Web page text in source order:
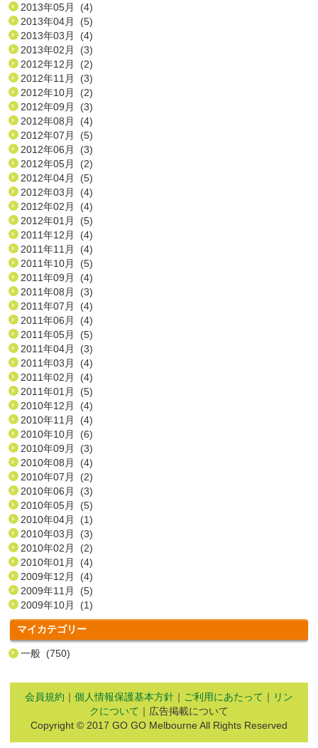
2013年05月 (4)
2013年04月 (5)
2013年03月 (4)
2013年02月 (3)
2012年12月 (2)
2012年11月 (3)
2012年10月 (2)
2012年09月 (3)
2012年08月 (4)
2012年07月 (5)
2012年06月 (3)
2012年05月 (2)
2012年04月 (5)
2012年03月 (4)
2012年02月 (4)
2012年01月 (5)
2011年12月 (4)
2011年11月 (4)
2011年10月 (5)
2011年09月 (4)
2011年08月 (3)
2011年07月 (4)
2011年06月 (4)
2011年05月 (5)
2011年04月 (3)
2011年03月 (4)
2011年02月 (4)
2011年01月 (5)
2010年12月 (4)
2010年11月 (4)
2010年10月 (6)
2010年09月 (3)
2010年08月 (4)
2010年07月 (2)
2010年06月 (3)
2010年05月 (5)
2010年04月 (1)
2010年03月 (3)
2010年02月 (2)
2010年01月 (4)
2009年12月 (4)
2009年11月 (5)
2009年10月 (1)
マイカテゴリー
一般 (750)
会員規約 ｜ 個人情報保護基本方針 ｜ ご利用にあたって ｜ リン
クについて ｜広告掲載について
Copyright © 2017 GO GO Melbourne All Rights Reserved